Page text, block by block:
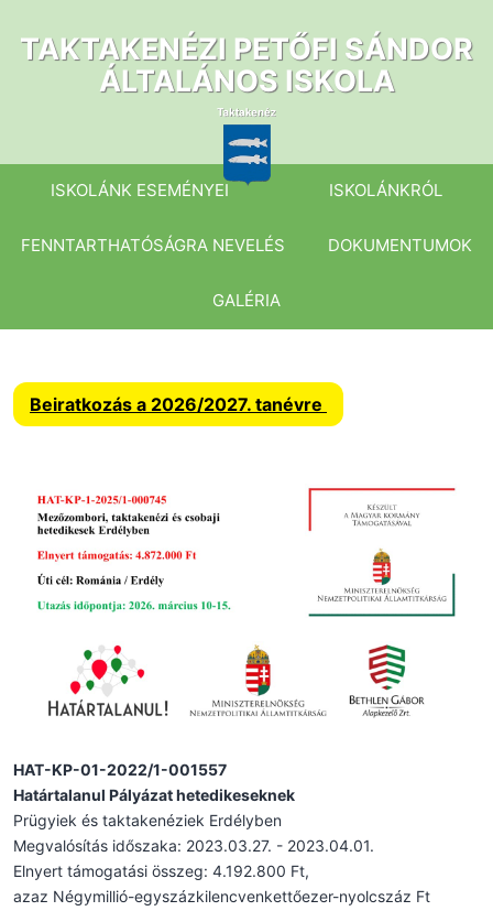
tartalomhoz
TAKTAKENÉZI PETŐFI SÁNDOR
ÁLTALÁNOS ISKOLA
ISKOLÁNK ESEMÉNYEI ISKOLÁNKRÓL
FENNTARTHATÓSÁGRA NEVELÉS DOKUMENTUMOK
GALÉRIA
Beiratkozás a 2026/2027. tanévre
HAT-KP-01-2022/1-001557
Határtalanul Pályázat hetedikeseknek
Prügyiek és taktakenéziek Erdélyben
Megvalósítás időszaka: 2023.03.27. - 2023.04.01.
Elnyert támogatási összeg: 4.192.800 Ft,
azaz Négymillió-egyszázkilencvenkettőezer-nyolcszáz Ft